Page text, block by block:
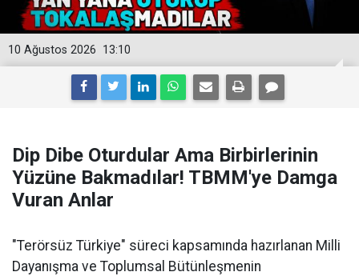
13:10
10 Ağustos 2026
Dip Dibe Oturdular Ama Birbirlerinin
Yüzüne Bakmadılar! TBMM'ye Damga
Vuran Anlar
"Terörsüz Türkiye" süreci kapsamında hazırlanan Milli
Dayanışma ve Toplumsal Bütünleşmenin